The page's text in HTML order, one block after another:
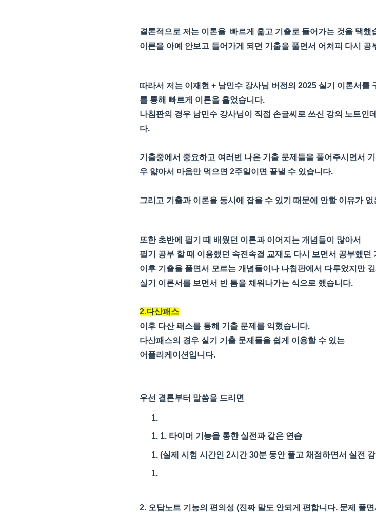
결론적으로 저는 이론을 빠르게 훑고 기출로 들어가는 것을 택했
이론을 아예 안보고 들어가게 되면 기출을 풀면서 어처피 다시
따라서 저는 이재현 + 남민수 강사님 버전의 2025 실기 이론서를
를 통해 빠르게 이론을 훑었습니다.
나침판의 경우 남민수 강사님이 직접 손글씨로 쓰신 강의 노트인
다.
기출중에서 중요하고 여러번 나온 기출 문제들을 풀어주시면서
우 얇아서 마음만 먹으면 2주일이면 끝낼 수 있습니다.
그리고 기출과 이론을 동시에 잡을 수 있기 때문에 안할 이유가
또한 초반에 필기 때 배웠던 이론과 이어지는 개념들이 많아서
필기 공부 할 때 이용했던 속전속결 교재도 다시 보면서 공부했던
이후 기출을 풀면서 모르는 개념들이나 나침판에서 다루었지만
실기 이론서를 보면서 빈 틈을 채워나가는 식으로 했습니다.
2.다산패스
이후 다산 패스를 통해 기출 문제를 익혔습니다.
다산패스의 경우 실기 기출 문제들을 쉽게 이용할 수 있는
어플리케이션입니다.
우선 결론부터 말씀을 드리면
1. 타이머 기능을 통한 실전과 같은 연습
(실제 시험 시간인 2시간 30분 동안 풀고 채점하면서 실전
2. 오답노트 기능의 편의성 (진짜 말도 안되게 편합니다. 문제 풀